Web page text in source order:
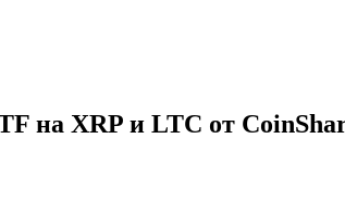
на XRP и LTC от